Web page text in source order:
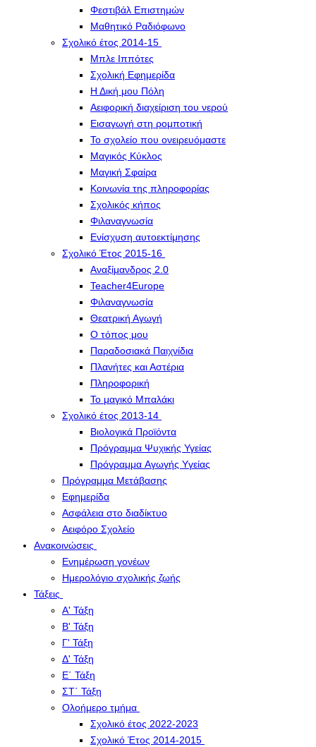
Φεστιβάλ Επιστημών
Μαθητικό Ραδιόφωνο
Σχολικό έτος 2014-15
Μπλε Ιππότες
Σχολική Εφημερίδα
Η Δική μου Πόλη
Αειφορική διαχείριση του νερού
Εισαγωγή στη ρομποτική
Το σχολείο που ονειρευόμαστε
Μαγικός Κύκλος
Μαγική Σφαίρα
Kοινωνία της πληροφορίας
Σχολικός κήπος
Φιλαναγνωσία
Eνίσχυση αυτοεκτίμησης
Σχολικό Έτος 2015-16
Αναξίμανδρος 2.0
Teacher4Europe
Φιλαναγνωσία
Θεατρική Αγωγή
Ο τόπος μου
Παραδοσιακά Παιχνίδια
Πλανήτες και Αστέρια
Πληροφορική
Το μαγικό Μπαλάκι
Σχολικό έτος 2013-14
Βιολογικά Προϊόντα
Πρόγραμμα Ψυχικής Υγείας
Πρόγραμμα Aγωγής Yγείας
Πρόγραμμα Μετάβασης
Εφημερίδα
Ασφάλεια στο διαδίκτυο
Αειφόρο Σχολείο
Ανακοινώσεις
Ενημέρωση γονέων
Ημερολόγιο σχολικής ζωής
Τάξεις
Α' Τάξη
Β' Τάξη
Γ' Τάξη
Δ' Τάξη
Ε΄ Τάξη
ΣΤ΄ Τάξη
Ολοήμερο τμήμα
Σχολικό έτος 2022-2023
Σχολικό Έτος 2014-2015